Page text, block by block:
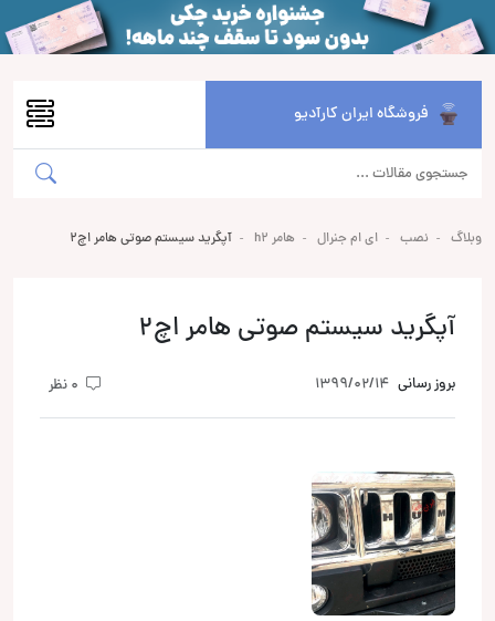
فروشگاه ایران کارآدیو
وبلاگ نصب ای ام جنرال هامر h2 آپگرید سیستم صوتی هامر اچ2
آپگرید سیستم صوتی هامر اچ2
بروز رسانی 1399/02/14